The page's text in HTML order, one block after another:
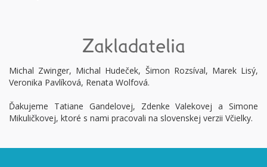
Zakladatelia
Michal Zwinger, Michal Hudeček, Šimon Rozsíval, Marek Lisý,
Veronika Pavlíková, Renata Wolfová.
Ďakujeme Tatiane Gandelovej, Zdenke Valekovej a Simone
Mikuličkovej, ktoré s nami pracovali na slovenskej verzii Včielky.